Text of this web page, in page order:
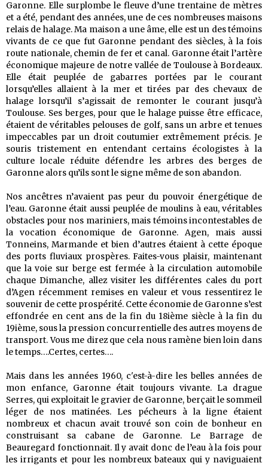
Garonne. Elle surplombe le fleuve d’une trentaine de mètres
et a été, pendant des années, une de ces nombreuses maisons
relais de halage. Ma maison a une âme, elle est un des témoins
vivants de ce que fut Garonne pendant des siècles, à la fois
route nationale, chemin de fer et canal. Garonne était l’artère
économique majeure de notre vallée de Toulouse à Bordeaux.
Elle était peuplée de gabarres portées par le courant
lorsqu’elles allaient à la mer et tirées par des chevaux de
halage lorsqu’il s’agissait de remonter le courant jusqu’à
Toulouse. Ses berges, pour que le halage puisse être efficace,
étaient de véritables pelouses de golf, sans un arbre et tenues
impeccables par un droit coutumier extrêmement précis. Je
souris tristement en entendant certains écologistes à la
culture locale réduite défendre les arbres des berges de
Garonne alors qu’ils sont le signe même de son abandon.
Nos ancêtres n’avaient pas peur du pouvoir énergétique de
l’eau. Garonne était aussi peuplée de moulins à eau, véritables
obstacles pour nos mariniers, mais témoins incontestables de
la vocation économique de Garonne. Agen, mais aussi
Tonneins, Marmande et bien d’autres étaient à cette époque
des ports fluviaux prospères. Faites-vous plaisir, maintenant
que la voie sur berge est fermée à la circulation automobile
chaque Dimanche, allez visiter les différentes cales du port
d’Agen récemment remises en valeur et vous ressentirez le
souvenir de cette prospérité. Cette économie de Garonne s’est
effondrée en cent ans de la fin du 18ième siècle à la fin du
19ième, sous la pression concurrentielle des autres moyens de
transport. Vous me direz que cela nous ramène bien loin dans
le temps….Certes, certes….
Mais dans les années 1960, c'est-à-dire les belles années de
mon enfance, Garonne était toujours vivante. La drague
Serres, qui exploitait le gravier de Garonne, berçait le sommeil
léger de nos matinées. Les pécheurs à la ligne étaient
nombreux et chacun avait trouvé son coin de bonheur en
construisant sa cabane de Garonne. Le Barrage de
Beauregard fonctionnait. Il y avait donc de l’eau à la fois pour
les irrigants et pour les nombreux bateaux qui y naviguaient